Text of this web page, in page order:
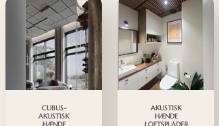
CUBUS-
AKUSTISK
AKUSTISK
HÆNDE